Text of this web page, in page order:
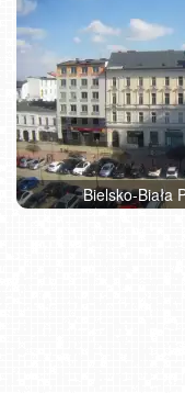
Bielsko-Biała